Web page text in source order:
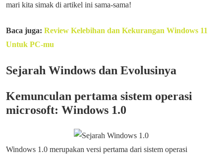
mari kita simak di artikel ini sama-sama!
Baca juga: Review Kelebihan dan Kekurangan Windows 11
Untuk PC-mu
Sejarah Windows dan Evolusinya
Kemunculan pertama sistem operasi
microsoft: Windows 1.0
Windows 1.0 merupakan versi pertama dari sistem operasi